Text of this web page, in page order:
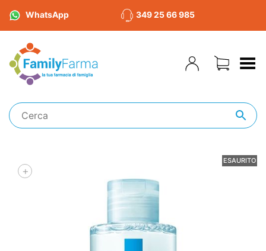
WhatsApp 349 25 66 985
Toggle Menu
ESAURITO
+